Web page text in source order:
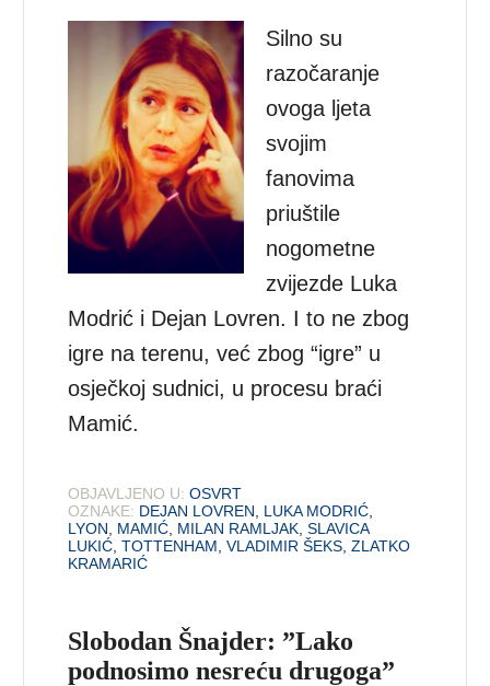
Silno su
razočaranje
ovoga ljeta
svojim
fanovima
priuštile
nogometne
zvijezde Luka
Modrić i Dejan Lovren. I to ne zbog
igre na terenu, već zbog “igre” u
osječkoj sudnici, u procesu braći
Mamić.
OBJAVLJENO U: OSVRT
OZNAKE: DEJAN LOVREN LUKA MODRIĆ
LYON
MAMIĆ MILAN RAMLJAK ,SLAVICA
LUKIĆ ,TOTTENHAM ,VLADIMIR ŠEKS ,ZLATKO
KRAMARIĆ
Slobodan Šnajder: ”Lako
podnosimo nesreću drugoga”